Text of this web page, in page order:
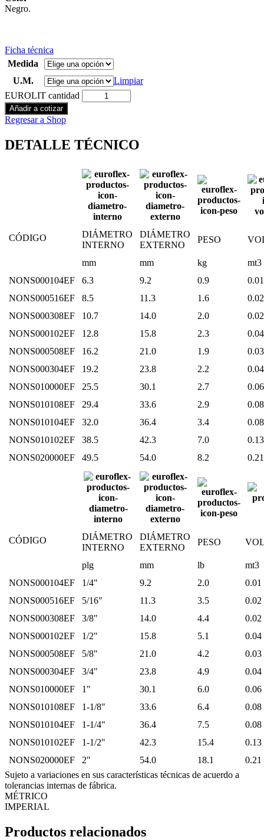
Negro.
Ficha técnica
Medida
U.M.
Limpiar
EUROLIT cantidad
Añadir a cotizar
Regresar a Shop
DETALLE TÉCNICO
CÓDIGO
DIÁMETRO
INTERNO
DIÁMETRO
EXTERNO
PESO
mm mm kg
mt3
NONS000104EF
6.3 9.2 0.9
0.01
NONS000516EF
8.5 11.3 1.6
0.02
NONS000308EF
10.7 14.0 2.0
0.02
NONS000102EF
12.8 15.8 2.3
0.04
NONS000508EF
16.2 21.0 1.9
0.03
NONS000304EF
19.2 23.8 2.2
0.04
NONS010000EF
25.5 30.1 2.7
0.06
NONS010108EF
29.4 33.6 2.9
0.08
NONS010104EF
32.0 36.4 3.4
0.08
NONS010102EF
38.5 42.3 7.0
0.13
NONS020000EF
49.5 54.0 8.2 0.21
CÓDIGO
DIÁMETRO
INTERNO
DIÁMETRO
EXTERNO
PESO
plg mm lb
mt3
NONS000104EF
1/4" 9.2 2.0
0.01
NONS000516EF
5/16" 11.3 3.5
0.02
NONS000308EF
3/8" 14.0 4.4
0.02
NONS000102EF
1/2" 15.8 5.1
0.04
NONS000508EF
5/8" 21.0 4.2
0.03
NONS000304EF
3/4" 23.8 4.9
0.04
NONS010000EF
1" 30.1 6.0
0.06
NONS010108EF
1-1/8" 33.6 6.4
0.08
NONS010104EF
1-1/4" 36.4 7.5
0.08
NONS010102EF
1-1/2" 42.3 15.4
0.13
NONS020000EF
2" 54.0 18.1
0.21
Sujeto a variaciones en sus características técnicas de acuerdo a
tolerancias internas de fábrica.
MÉTRICO
IMPERIAL
Productos relacionados